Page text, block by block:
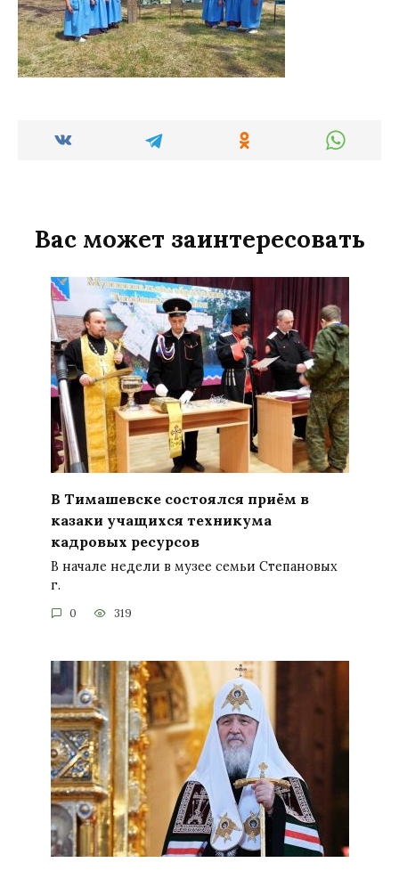
Вас может заинтересовать
В Тимашевске состоялся приём в
казаки учащихся техникума
кадровых ресурсов
В начале недели в музее семьи Степановых
г.
0 319